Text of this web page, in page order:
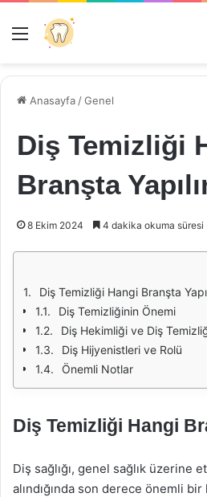
Menü
Anasayfa /Genel
Diş Temizliği
Branşta
8 Ekim 2024 4 dakika okuma süresi
Diş Temizliği Hangi Branşta
Diş Temizliğinin Önemi
Diş Hekimliği ve Diş
Diş Hijyenistleri ve Rolü
Önemli Notlar
Diş Temizliği Hangi
Diş sağlığı, genel sağlık üzerine
alındığında son derece önemli